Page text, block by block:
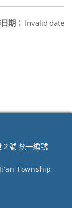
期： Invalid date
號 統一編號
Township,